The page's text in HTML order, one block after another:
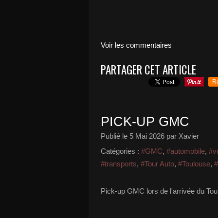
Voir les commentaires
PARTAGER CET ARTICLE
PICK-UP GMC
Publié le 5 Mai 2026 par Xavier
Catégories : #GMC, #automobile,
#transports, #Tour Auto, #Toulouse,
Pick-up GMC lors de l'arrivée du